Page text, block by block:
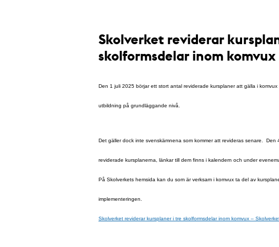
Skolverket reviderar
skolformsdelar inom komvux
Den 1 juli 2025 börjar ett stort antal reviderade kursplaner att gälla i
utbildning på grundläggande nivå.
Det gäller dock inte svenskämnena som kommer att revideras senare. Den
reviderade kursplanerna, länkar till dem finns i kalendern och under
På Skolverkets hemsida kan du som är verksam i komvux ta del av
implementeringen.
Skolverket reviderar kursplaner i tre skolformsdelar inom komvux –